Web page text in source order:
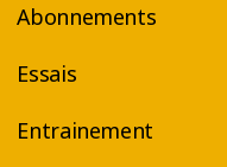
Abonnements
Essais
Entrainement